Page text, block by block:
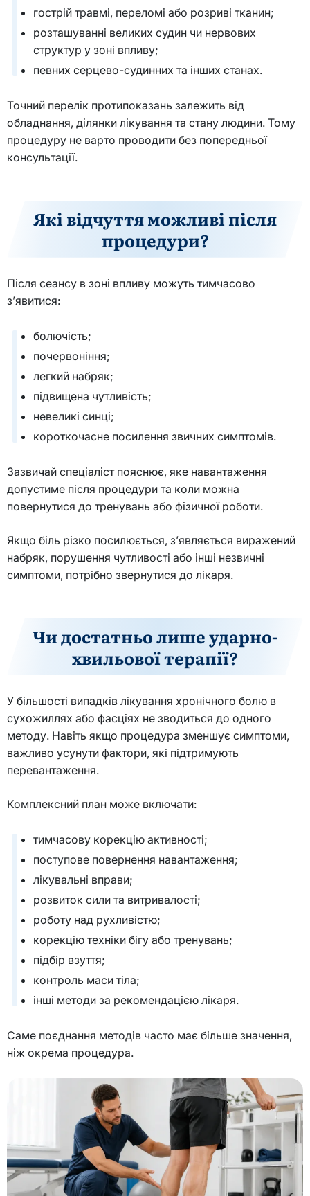
гострій травмі, переломі або розриві тканин;
розташуванні великих судин чи нервових
структур у зоні впливу;
певних серцево-судинних та інших станах.
Точний перелік протипоказань залежить від
обладнання, ділянки лікування та стану людини. Тому
процедуру не варто проводити без попередньої
консультації.
Які відчуття можливі після
процедури?
Після сеансу в зоні впливу можуть тимчасово
з’явитися:
болючість;
почервоніння;
легкий набряк;
підвищена чутливість;
невеликі синці;
короткочасне посилення звичних симптомів.
Зазвичай спеціаліст пояснює, яке навантаження
допустиме після процедури та коли можна
повернутися до тренувань або фізичної роботи.
Якщо біль різко посилюється, з’являється виражений
набряк, порушення чутливості або інші незвичні
симптоми, потрібно звернутися до лікаря.
Чи достатньо лише ударно-
хвильової терапії?
У більшості випадків лікування хронічного болю в
сухожиллях або фасціях не зводиться до одного
методу. Навіть якщо процедура зменшує симптоми,
важливо усунути фактори, які підтримують
перевантаження.
Комплексний план може включати:
тимчасову корекцію активності;
поступове повернення навантаження;
лікувальні вправи;
розвиток сили та витривалості;
роботу над рухливістю;
корекцію техніки бігу або тренувань;
підбір взуття;
контроль маси тіла;
інші методи за рекомендацією лікаря.
Саме поєднання методів часто має більше значення,
ніж окрема процедура.